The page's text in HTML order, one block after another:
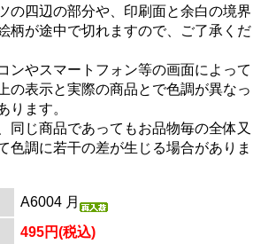
の四辺の部分や、印刷面と余白の境界
柄が途中で切れますので、ご了承くだ
ンやスマートフォン等の画面によって
の表示と実際の商品とで色調が異なっ
ります。
同じ商品であってもお品物毎の全体又
色調に若干の差が生じる場合がありま
A6004 月
495円(税込)